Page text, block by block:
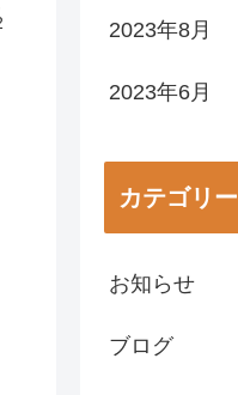
2023年8月
2023年6月
カテゴリー
お知らせ
ブログ